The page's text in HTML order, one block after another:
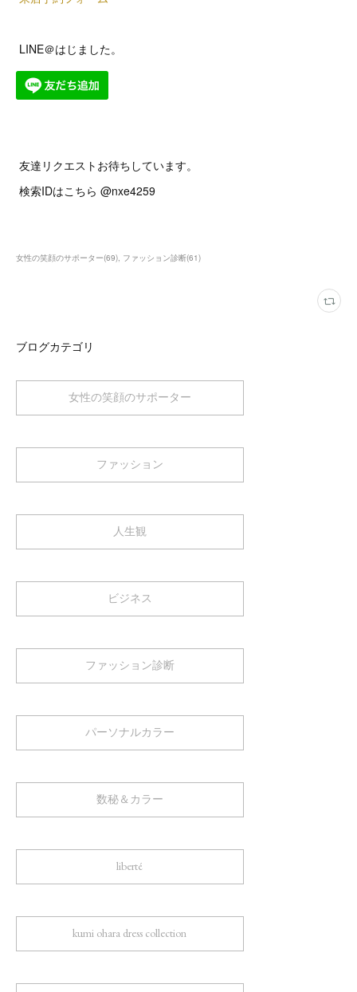
LINE＠はじました。
友達リクエストお待ちしています。
検索IDはこちら @nxe4259
女性の笑顔のサポーター(69) ファッション診断(61)
ブログカテゴリ
女性の笑顔のサポーター
ファッション
人生観
ビジネス
ファッション診断
パーソナルカラー
数秘＆カラー
liberté
kumi ohara dress collection